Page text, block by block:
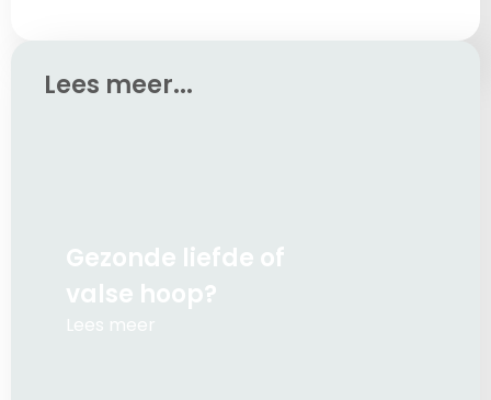
Lees meer...
Gezonde liefde of
valse hoop?
Lees meer